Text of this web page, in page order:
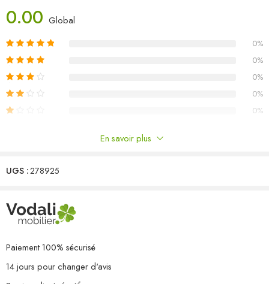
salle à manger et 4 chaises pliables.
Matériau : bois d’acacia massif avec un lavis gris
Dimensions de la table : 80 x 80 x 74 cm (L x I x H)
Dimensions de la chaise (avec accoudoirs) : 54 x 61 x 88 cm (l x
P x H)
Les chaises sont pliables pour un rangement et un transport
faciles
0.00 Global
0%
0%
0%
0%
0%
Il n'y a pas encore de critiques.
En savoir plus
UGS :278925
Paiement 100% sécurisé
14 jours pour changer d'avis